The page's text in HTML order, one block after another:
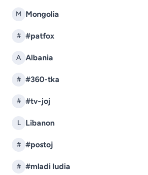
M Mongolia
# #patfox
A Albania
# #360-tka
# #tv-joj
L Libanon
# #postoj
# #mladi ludia